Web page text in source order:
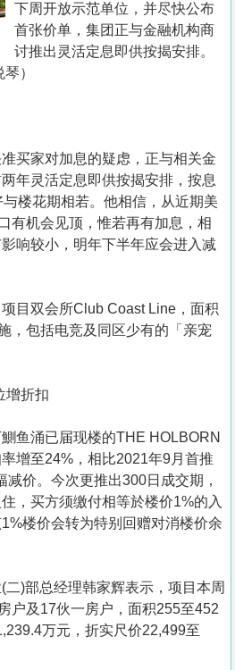
下周开放示范单位，并尽快公布
首张价单，集团正与金融机构商
讨推出灵活定息即供按揭安排。
）
买家对加息的疑虑，正与相关金
年灵活定息即供按揭安排，按息
楼花期相若。他相信，从近期美
有机会见顶，惟若再有加息，相
响较小，明年下半年应会进入减
目双会所Club Coast Line，面积
，包括电竞及同区少有的「亲宠
增折扣
鱼涌已届现楼的THE HOLBORN
增至24%，相比2021年9月首推
价。今次更推出300日成交期，
，买方须缴付相等於楼价1%的入
楼价会转为特别回赠对消楼价余
)部总经理韩家辉表示，项目本周
户及17伙一房户，面积255至452
万元，折实尺价22,499至